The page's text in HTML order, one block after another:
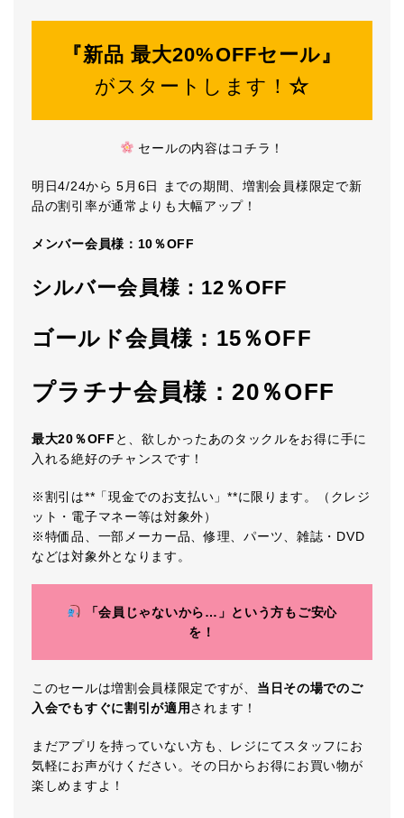
『新品 最大20%OFFセール』
がスタートします！ ☆
セールの内容はコチラ！
明日4/24から 5月6日 までの期間、増割会員様限定で新
品の割引率が通常よりも大幅アップ！
メンバー会員様：10％OFF
シルバー会員様：12％OFF
ゴールド会員様：15％OFF
プラチナ会員様：20％OFF
最大20％OFF と、欲しかったあのタックルをお得に手に
入れる絶好のチャンスです！
※割引は**「現金でのお支払い」**に限ります。（クレジ
ット・電子マネー等は対象外）
※特価品、一部メーカー品、修理、パーツ、雑誌・DVD
などは対象外となります。
「会員じゃないから…」という方もご安心
を！
このセールは増割会員様限定ですが、 当日その場でのご
入会でもすぐに割引が適用されます！
まだアプリを持っていない方も、レジにてスタッフにお
気軽にお声がけください。その日からお得にお買い物が
楽しめますよ！